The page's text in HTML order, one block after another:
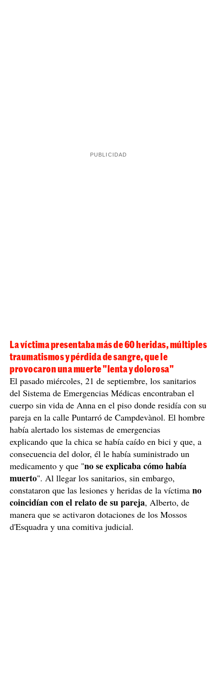
La víctima presentaba más de 60 heridas, múltiples
traumatismos y pérdida de sangre, que le
provocaron una muerte "lenta y dolorosa"
El pasado miércoles, 21 de septiembre, los sanitarios
del Sistema de Emergencias Médicas encontraban el
cuerpo sin vida de Anna en el piso donde residía con su
pareja en la calle Puntarró de Campdevànol. El hombre
había alertado los sistemas de emergencias
explicando que la chica se había caído en bici y que, a
consecuencia del dolor, él le había suministrado un
medicamento y que "no se explicaba cómo había
muerto". Al llegar los sanitarios, sin embargo,
constataron que las lesiones y heridas de la víctima no
coincidían con el relato de su pareja, Alberto, de
manera que se activaron dotaciones de los Mossos
d'Esquadra y una comitiva judicial.